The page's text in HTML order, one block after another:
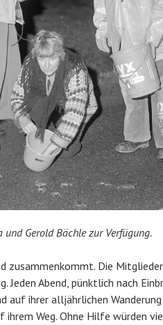
Gerold Bächle zur Verfügung.
zusammenkommt. Die
Abend, pünktlich nach
auf ihrer alljährlichen
Weg. Ohne Hilfe würden